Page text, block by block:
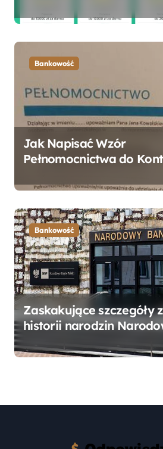
Bankowość
Jak Napisać Wzór
Pełnomocnictwa do
Przewodnik
Bankowość
Zaskakujące szczegóły z
historii narodzin
mogłeś nie wiedzieć